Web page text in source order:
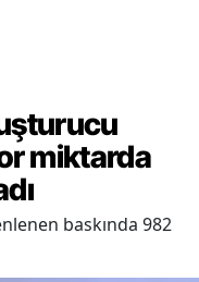
miktarda
baskında 982